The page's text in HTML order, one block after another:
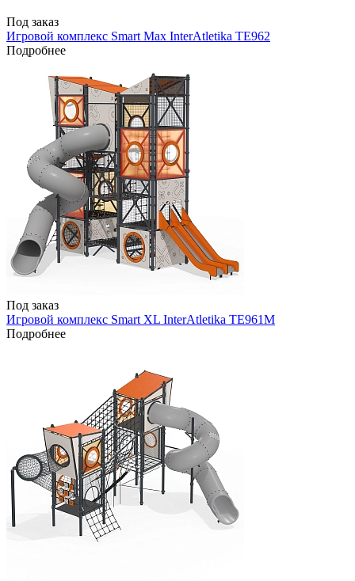
Под заказ
Игровой комплекс Smart Max InterAtletika TE962
Подробнее
Под заказ
Игровой комплекс Smart XL InterAtletika TE961M
Подробнее